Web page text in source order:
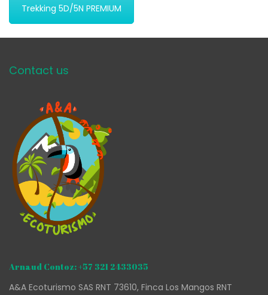
Trekking 5D/5N PREMIUM
Contact us
Arnaud Contoz: +57 321 2433035
A&A Ecoturismo SAS RNT 73610, Finca Los Mangos RNT